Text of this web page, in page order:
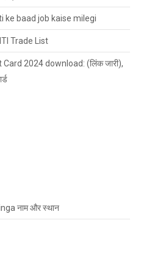
iti ke baad job kaise milegi
Trade List
2024 download: (लिंक जारी),
नाम और स्थान